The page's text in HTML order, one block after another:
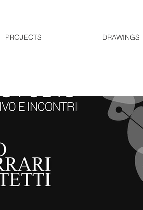
PROJECTS DRAWINGS